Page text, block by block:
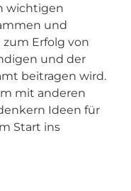
wichtigen
und
Erfolg von
und der
beitragen wird.
mit anderen
Ideen für
Start ins